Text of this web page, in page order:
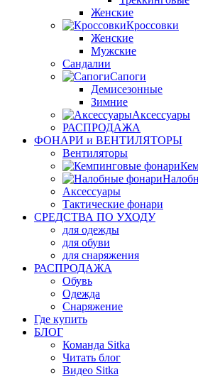
Женские
Кроссовки
Женские
Мужские
Сандалии
Сапоги
Демисезонные
Зимние
Аксессуары
РАСПРОДАЖА
ФОНАРИ и ВЕНТИЛЯТОРЫ
Вентиляторы
Аксессуары
Тактические фонари
СРЕДСТВА ПО УХОДУ
для одежды
для обуви
для снаряжения
РАСПРОДАЖА
Обувь
Одежда
Снаряжение
Где купить
БЛОГ
Команда Sitka
Читать блог
Видео Sitka